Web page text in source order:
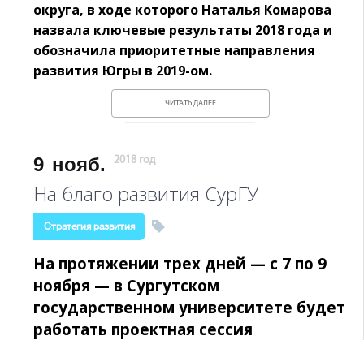
округа, в ходе которого Наталья Комарова
назвала ключевые результаты 2018 года и
обозначила приоритетные направления
развития Югры в 2019-ом.
ЧИТАТЬ ДАЛЕЕ
9 нояб. 2018 год
На благо развития СурГУ
Стратегия развития
На протяжении трех дней — с 7 по 9
ноября — в Сургутском
государственном университете будет
работать проектная сессия